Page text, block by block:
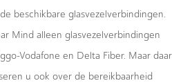
beschikbare glasvezelverbindingen.
Mind alleen glasvezelverbindingen
Vodafone en Delta Fiber. Maar daar
u ook over de bereikbaarheid